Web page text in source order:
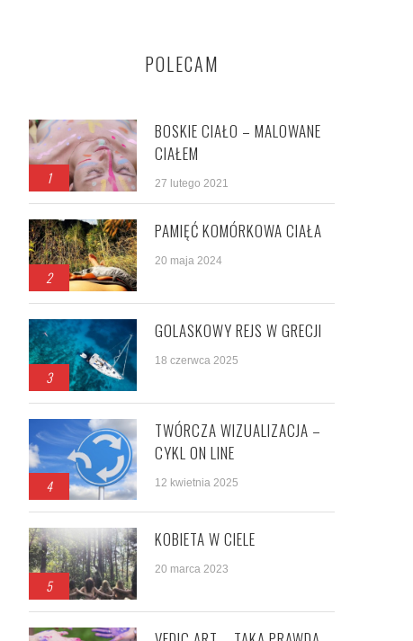
POLECAM
1
BOSKIE CIAŁO – MALOWANE
CIAŁEM
27 lutego 2021
2
PAMIĘĆ KOMÓRKOWA CIAŁA
20 maja 2024
3
GOLASKOWY REJS W GRECJI
18 czerwca 2025
4
TWÓRCZA WIZUALIZACJA –
CYKL ON LINE
12 kwietnia 2025
5
KOBIETA W CIELE
20 marca 2023